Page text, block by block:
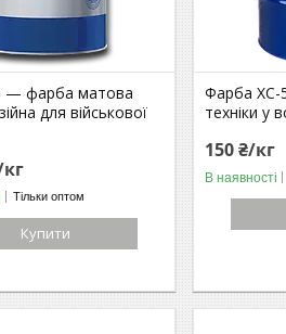
— фарба матова
для військової
Тільки оптом
Купити
Фарба ХС-
техніки у
150 ₴/кг
В наявності